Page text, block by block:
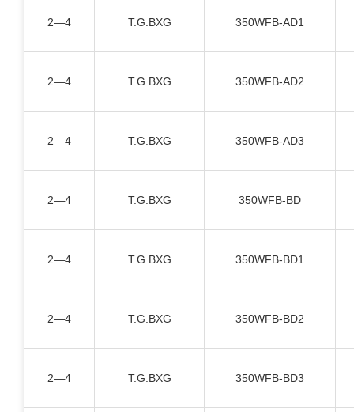
2—4 T.G.BXG 350WFB-AD1
2—4 T.G.BXG 350WFB-AD2
2—4 T.G.BXG 350WFB-AD3
2—4 T.G.BXG 350WFB-BD
2—4 T.G.BXG 350WFB-BD1
2—4 T.G.BXG 350WFB-BD2
2—4 T.G.BXG 350WFB-BD3